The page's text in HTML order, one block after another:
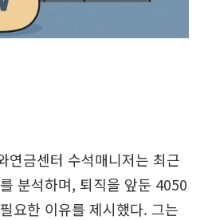
연금센터 수석매니저는 최근
분석하며, 퇴직을 앞둔 4050
요한 이유를 제시했다. 그는